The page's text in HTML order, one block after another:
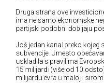
Druga strana ove
ima ne samo ekonomske
partijski podobni dobijaju
Još jedan kanal preko kojeg
subvencije. Umesto
uskladila s pravilima
15 milijardi (više od 10
milijardu evra u maloj i